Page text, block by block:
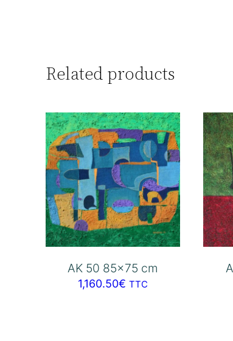
Related products
AK 50 85×75 cm
1,160.50€ TTC